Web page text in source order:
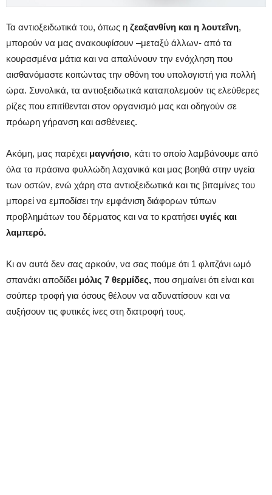
Τα αντιοξειδωτικά του, όπως η ζεαξανθίνη και η λουτεΐνη,
μπορούν να μας ανακουφίσουν –μεταξύ άλλων- από τα
κουρασμένα μάτια και να απαλύνουν την ενόχληση που
αισθανόμαστε κοιτώντας την οθόνη του υπολογιστή για πολλή
ώρα. Συνολικά, τα αντιοξειδωτικά καταπολεμούν τις ελεύθερες
ρίζες που επιτίθενται στον οργανισμό μας και οδηγούν σε
πρόωρη γήρανση και ασθένειες.
Ακόμη, μας παρέχει μαγνήσιο, κάτι το οποίο λαμβάνουμε από
όλα τα πράσινα φυλλώδη λαχανικά και μας βοηθά στην υγεία
των οστών, ενώ χάρη στα αντιοξειδωτικά και τις βιταμίνες του
μπορεί να εμποδίσει την εμφάνιση διάφορων τύπων
προβλημάτων του δέρματος και να το κρατήσει υγιές και
λαμπερό.
Κι αν αυτά δεν σας αρκούν, να σας πούμε ότι 1 φλιτζάνι ωμό
σπανάκι αποδίδει μόλις 7 θερμίδες, που σημαίνει ότι είναι και
σούπερ τροφή για όσους θέλουν να αδυνατίσουν και να
αυξήσουν τις φυτικές ίνες στη διατροφή τους.